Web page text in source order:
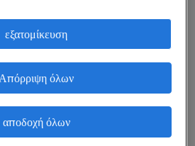
central macedonia
2026
εξατομίκευση
Απόρριψη όλων
αποδοχή όλων